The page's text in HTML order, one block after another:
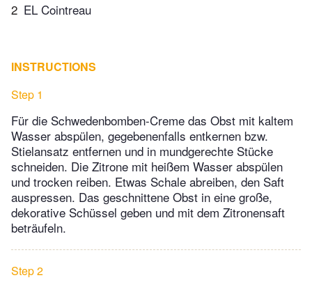
2 EL Cointreau
INSTRUCTIONS
Step 1
Für die Schwedenbomben-Creme das Obst mit kaltem
Wasser abspülen, gegebenenfalls entkernen bzw.
Stielansatz entfernen und in mundgerechte Stücke
schneiden. Die Zitrone mit heißem Wasser abspülen
und trocken reiben. Etwas Schale abreiben, den Saft
auspressen. Das geschnittene Obst in eine große,
dekorative Schüssel geben und mit dem Zitronensaft
beträufeln.
Step 2